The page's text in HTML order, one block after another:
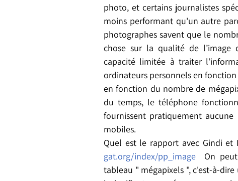
photo, et certains journalistes
moins performant qu'un autre
photographes savent que le
chose sur la qualité de l’image
capacité limitée à traiter
ordinateurs personnels en
en fonction du nombre de
du temps, le téléphone
fournissent pratiquement
mobiles.
Quel est le rapport avec Gindi et
gat.org/index/pp_image On peut
tableau " mégapixels ", c'est-à-